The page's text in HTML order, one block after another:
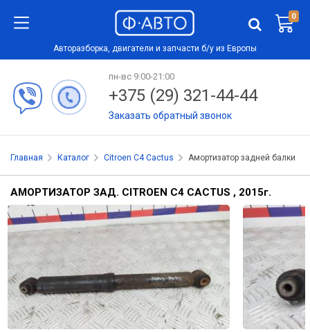
0
Авторазборка, двигатели и запчасти б/у из Европы
пн-вс 9:00-21:00
+375 (29) 321-44-44
Заказать обратный звонок
Главная Каталог Citroen C4 Cactus Амортизатор задней балки
АМОРТИЗАТОР ЗАД. CITROEN C4 CACTUS , 2015г.